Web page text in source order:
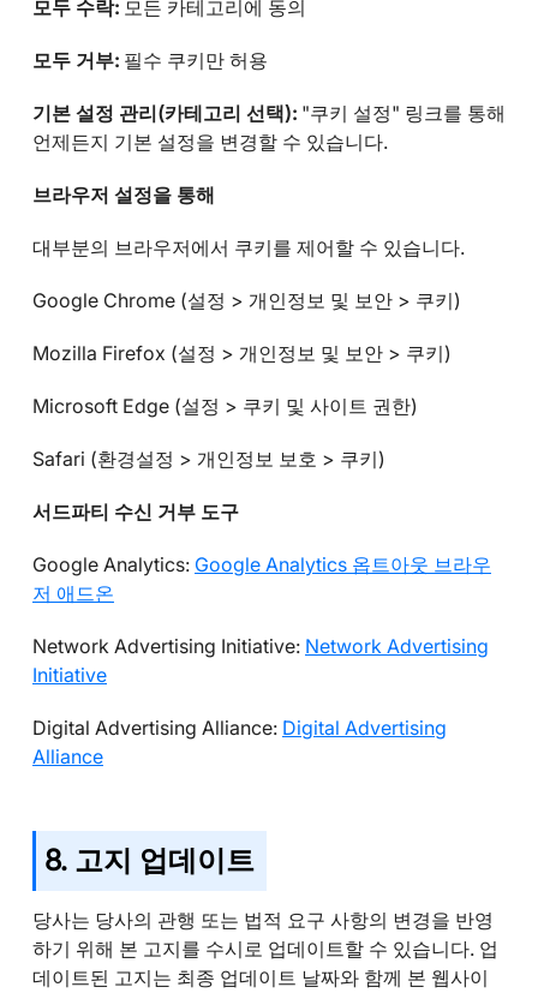
모두 수락: 모든 카테고리에 동의
모두 거부: 필수 쿠키만 허용
기본 설정 관리(카테고리 선택): "쿠키 설정" 링크를 통해
언제든지 기본 설정을 변경할 수 있습니다.
브라우저 설정을 통해
대부분의 브라우저에서 쿠키를 제어할 수 있습니다.
Google Chrome (설정 > 개인정보 및 보안 > 쿠키)
Mozilla Firefox (설정 > 개인정보 및 보안 > 쿠키)
Microsoft Edge (설정 > 쿠키 및 사이트 권한)
Safari (환경설정 > 개인정보 보호 > 쿠키)
서드파티 수신 거부 도구
Google Analytics: Google Analytics 옵트아웃 브라우
저 애드온
Network Advertising Initiative: Network Advertising
Initiative
Digital Advertising Alliance: Digital Advertising
Alliance
8. 고지 업데이트
당사는 당사의 관행 또는 법적 요구 사항의 변경을 반영
하기 위해 본 고지를 수시로 업데이트할 수 있습니다. 업
데이트된 고지는 최종 업데이트 날짜와 함께 본 웹사이